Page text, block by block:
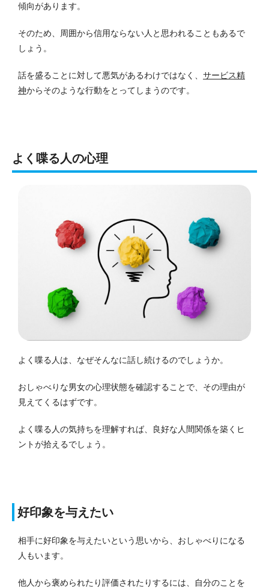
傾向があります。
そのため、周囲から信用ならない人と思われることもあるで
しょう。
話を盛ることに対して悪気があるわけではなく、 サービス精
神からそのような行動をとってしまうのです。
よく喋る人の心理
よく喋る人は、なぜそんなに話し続けるのでしょうか。
おしゃべりな男女の心理状態を確認することで、その理由が
見えてくるはずです。
よく喋る人の気持ちを理解すれば、良好な人間関係を築くヒ
ントが拾えるでしょう。
好印象を与えたい
相手に好印象を与えたいという思いから、おしゃべりになる
人もいます。
他人から褒められたり評価されたりするには、自分のことを